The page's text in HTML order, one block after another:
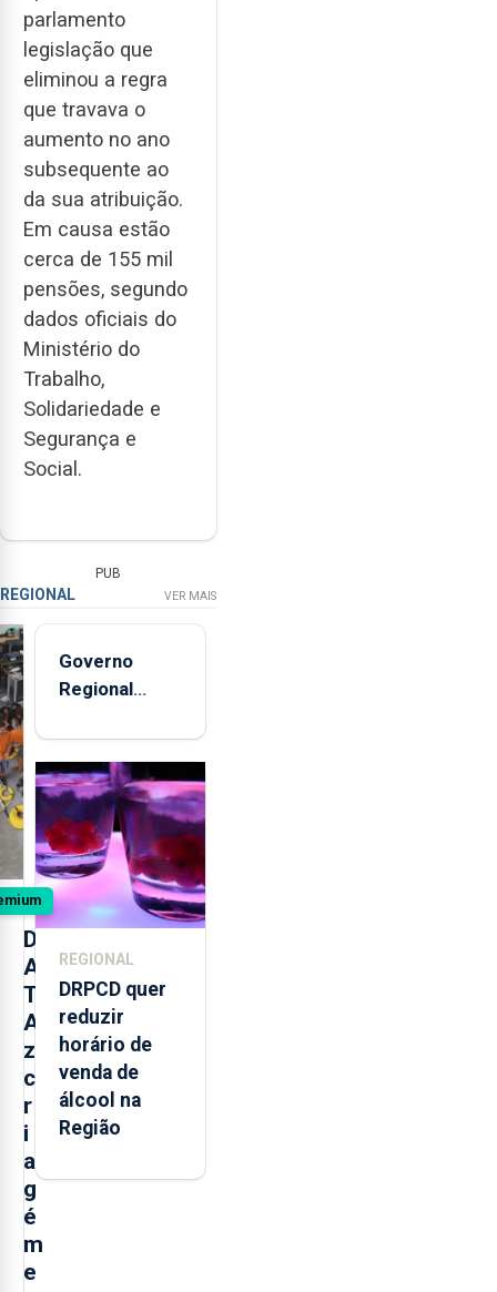
parlamento
legislação que
eliminou a regra
que travava o
aumento no ano
subsequente ao
da sua atribuição.
Em causa estão
cerca de 155 mil
pensões, segundo
dados oficiais do
Ministério do
Trabalho,
Solidariedade e
Segurança e
Social.
PUB
REGIONAL VER MAIS
D
A
T
A
z
c
r
i
a
g
é
m
e
Governo
Regional
apartamentos
na freguesia
da Maia
REGIONAL
DRPCD quer
reduzir
horário de
venda de
álcool na
Região